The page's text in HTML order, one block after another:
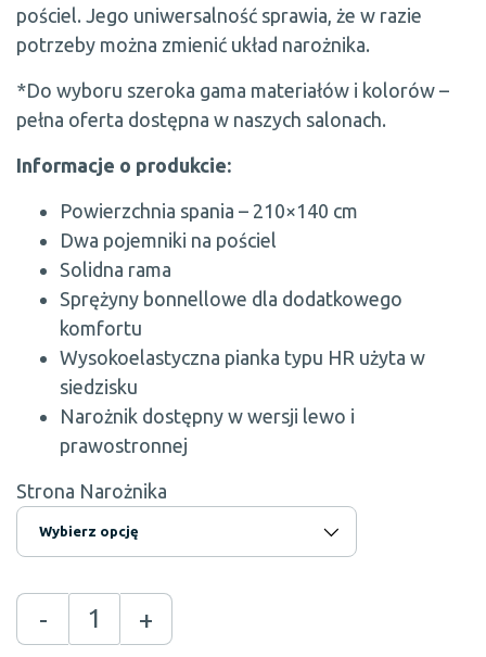
pościel. Jego uniwersalność sprawia, że w razie
potrzeby można zmienić układ narożnika.
*Do wyboru szeroka gama materiałów i kolorów –
pełna oferta dostępna w naszych salonach.
Informacje o produkcie:
Powierzchnia spania – 210×140 cm
Dwa pojemniki na pościel
Solidna rama
Sprężyny bonnellowe dla dodatkowego
komfortu
Wysokoelastyczna pianka typu HR użyta w
siedzisku
Narożnik dostępny w wersji lewo i
prawostronnej
Strona Narożnika
- +